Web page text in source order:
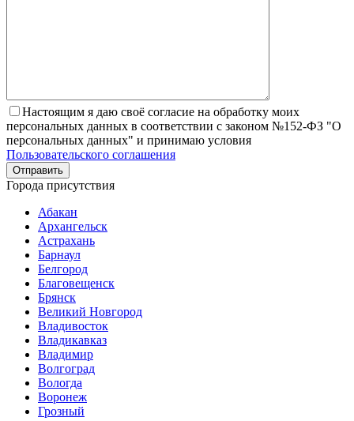
Настоящим я даю своё согласие на обработку моих
персональных данных в соответствии с законом №152-ФЗ "О
персональных данных" и принимаю условия
Пользовательского соглашения
Города присутствия
Абакан
Архангельск
Астрахань
Барнаул
Белгород
Благовещенск
Брянск
Великий Новгород
Владивосток
Владикавказ
Владимир
Волгоград
Вологда
Воронеж
Грозный